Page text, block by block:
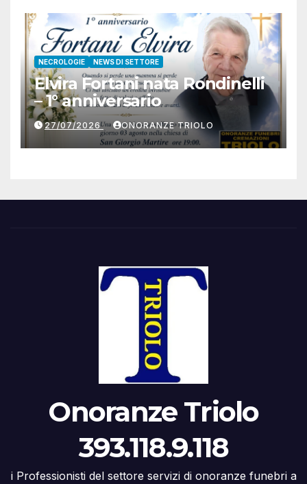
NECROLOGIE NEWS DI SETTORE
Elvira Fortani nata Rondinelli
– 1° anniversario
27/07/2026 ONORANZE TRIOLO
Onoranze Triolo
393.118.9.118
i Professionisti del settore servizi di onoranze funebri a